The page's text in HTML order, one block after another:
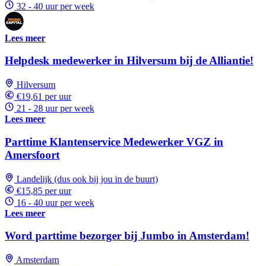
32 - 40 uur per week
Lees meer
Helpdesk medewerker in Hilversum bij de Alliantie!
Hilversum
€19,61 per uur
21 - 28 uur per week
Lees meer
Parttime Klantenservice Medewerker VGZ in
Amersfoort
Landelijk (dus ook bij jou in de buurt)
€15,85 per uur
16 - 40 uur per week
Lees meer
Word parttime bezorger bij Jumbo in Amsterdam!
Amsterdam